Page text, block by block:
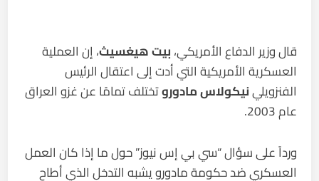
قال وزير الدفاع الأمريكي،بيت هيغسيث، إن العملية
العسكرية الأمريكية التي أدت إلى اعتقال الرئيس
الفنزويلينيكولاس مادوروتختلف تمامًا عن غزو العراق
عام 2003.
ورداً على سؤال “سي بي إس نيوز” حول ما إذا كان العمل
العسكري ضد حكومة مادورو يشبه التدخل الذي أطاح